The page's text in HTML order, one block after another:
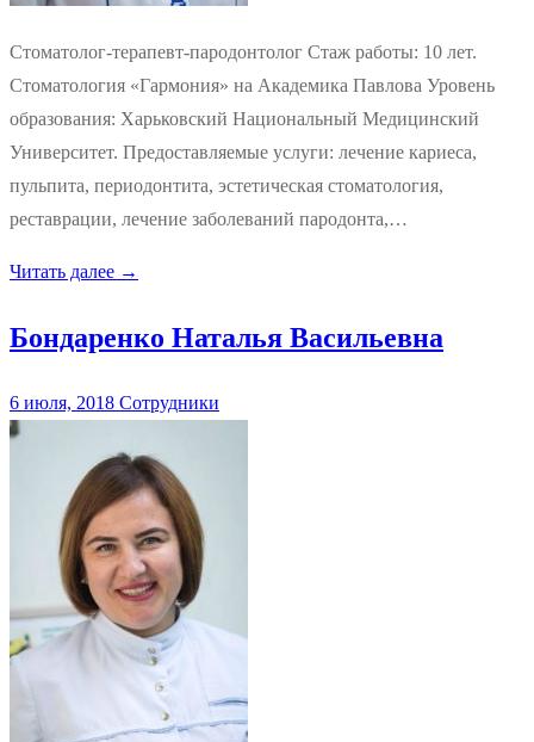
Стоматолог-терапевт-пародонтолог Стаж работы: 10 лет.
Стоматология «Гармония» на Академика Павлова Уровень
образования: Харьковский Национальный Медицинский
Университет. Предоставляемые услуги: лечение кариеса,
пульпита, периодонтита, эстетическая стоматология,
реставрации, лечение заболеваний пародонта,…
Читать далее →
Бондаренко Наталья Васильевна
6 июля, 2018 Сотрудники